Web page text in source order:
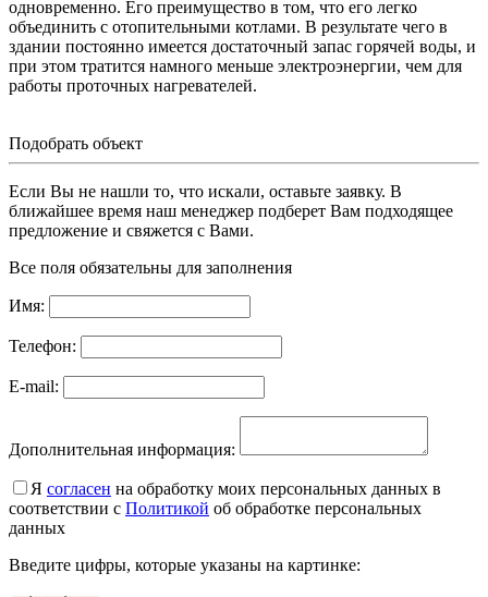
одновременно. Его преимущество в том, что его легко
объединить с отопительными котлами. В результате чего в
здании постоянно имеется достаточный запас горячей воды, и
при этом тратится намного меньше электроэнергии, чем для
работы проточных нагревателей.
Подобрать объект
Если Вы не нашли то, что искали, оставьте заявку. В
ближайшее время наш менеджер подберет Вам подходящее
предложение и свяжется с Вами.
Все поля обязательны для заполнения
Имя:
Телефон:
E-mail:
Дополнительная информация:
Я согласен на обработку моих персональных данных в
соответствии с Политикой об обработке персональных
данных
Введите цифры, которые указаны на картинке: